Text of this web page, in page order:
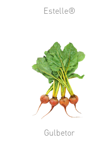
Estelle®
Gulbetor